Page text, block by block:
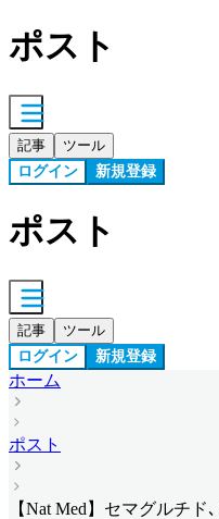
ポスト
記事 ツール
ログイン 新規登録
ポスト
記事 ツール
ログイン 新規登録
ホーム
ポスト
【Nat Med】セマグルチ